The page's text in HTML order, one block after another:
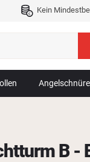
Kein
Angelschnüre
B -